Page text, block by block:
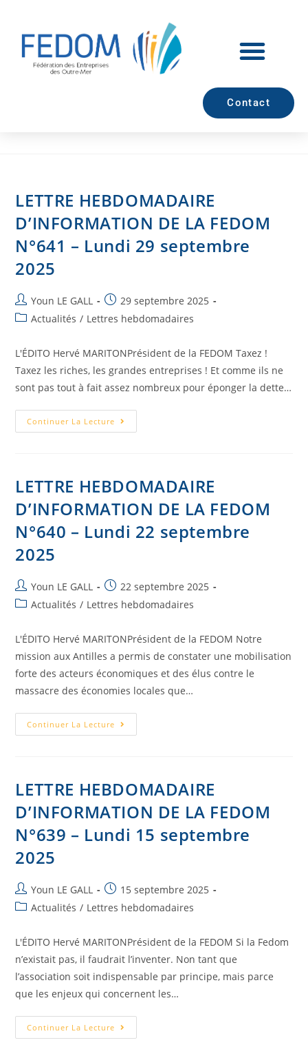
Contact
LETTRE HEBDOMADAIRE
D’INFORMATION DE LA FEDOM
N°641 – Lundi 29 septembre
2025
Youn LE GALL
29 septembre 2025
Actualités / Lettres hebdomadaires
L'ÉDITO Hervé MARITONPrésident de la FEDOM Taxez !
Taxez les riches, les grandes entreprises ! Et comme ils ne
sont pas tout à fait assez nombreux pour éponger la dette…
Continuer La Lecture
LETTRE HEBDOMADAIRE
D’INFORMATION DE LA FEDOM
N°640 – Lundi 22 septembre
2025
Youn LE GALL
22 septembre 2025
Actualités / Lettres hebdomadaires
L'ÉDITO Hervé MARITONPrésident de la FEDOM Notre
mission aux Antilles a permis de constater une mobilisation
forte des acteurs économiques et des élus contre le
massacre des économies locales que…
Continuer La Lecture
LETTRE HEBDOMADAIRE
D’INFORMATION DE LA FEDOM
N°639 – Lundi 15 septembre
2025
Youn LE GALL
15 septembre 2025
Actualités / Lettres hebdomadaires
L'ÉDITO Hervé MARITONPrésident de la FEDOM Si la Fedom
n’existait pas, il faudrait l’inventer. Non tant que
l’association soit indispensable par principe, mais parce
que les enjeux qui concernent les…
Continuer La Lecture